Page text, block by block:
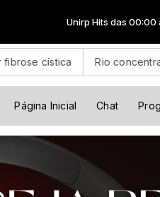
Unirp Hits das 00:00 às 07:00
Rio concentra quase um
Página Inicial Chat